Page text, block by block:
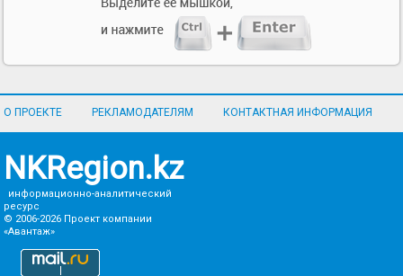
О ПРОЕКТЕ РЕКЛАМОДАТЕЛЯМ КОНТАКТНАЯ ИНФОРМАЦИЯ
NKRegion.kz
информационно-аналитический
ресурс
© 2006-2026 Проект компании
«Авантаж»